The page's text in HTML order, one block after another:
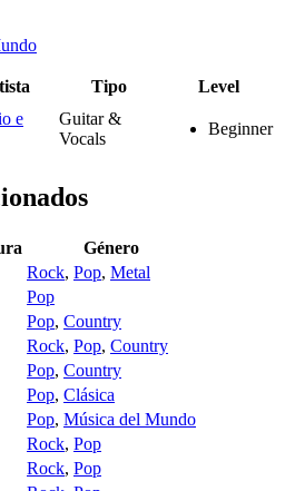
Tipo
Level
e
Guitar &
Vocals
Beginner
Género
Rock, Pop, Metal
Pop
Pop, Country
Rock, Pop, Country
Pop, Country
Pop, Clásica
Pop, Música del Mundo
Rock, Pop
Rock, Pop